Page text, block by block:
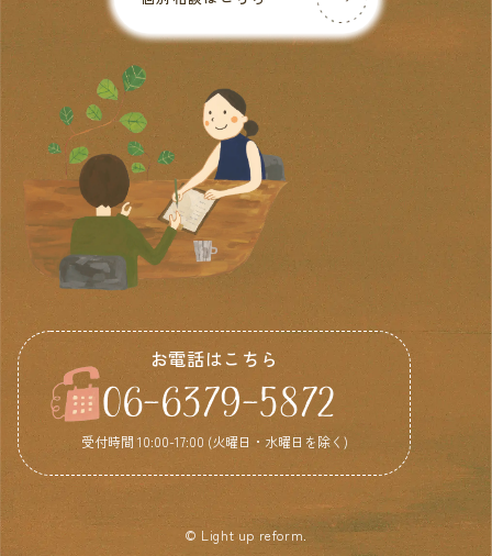
お電話はこちら
06-6379-5872
受付時間 10:00-17:00 (火曜日・水曜日を除く)
© Light up reform.